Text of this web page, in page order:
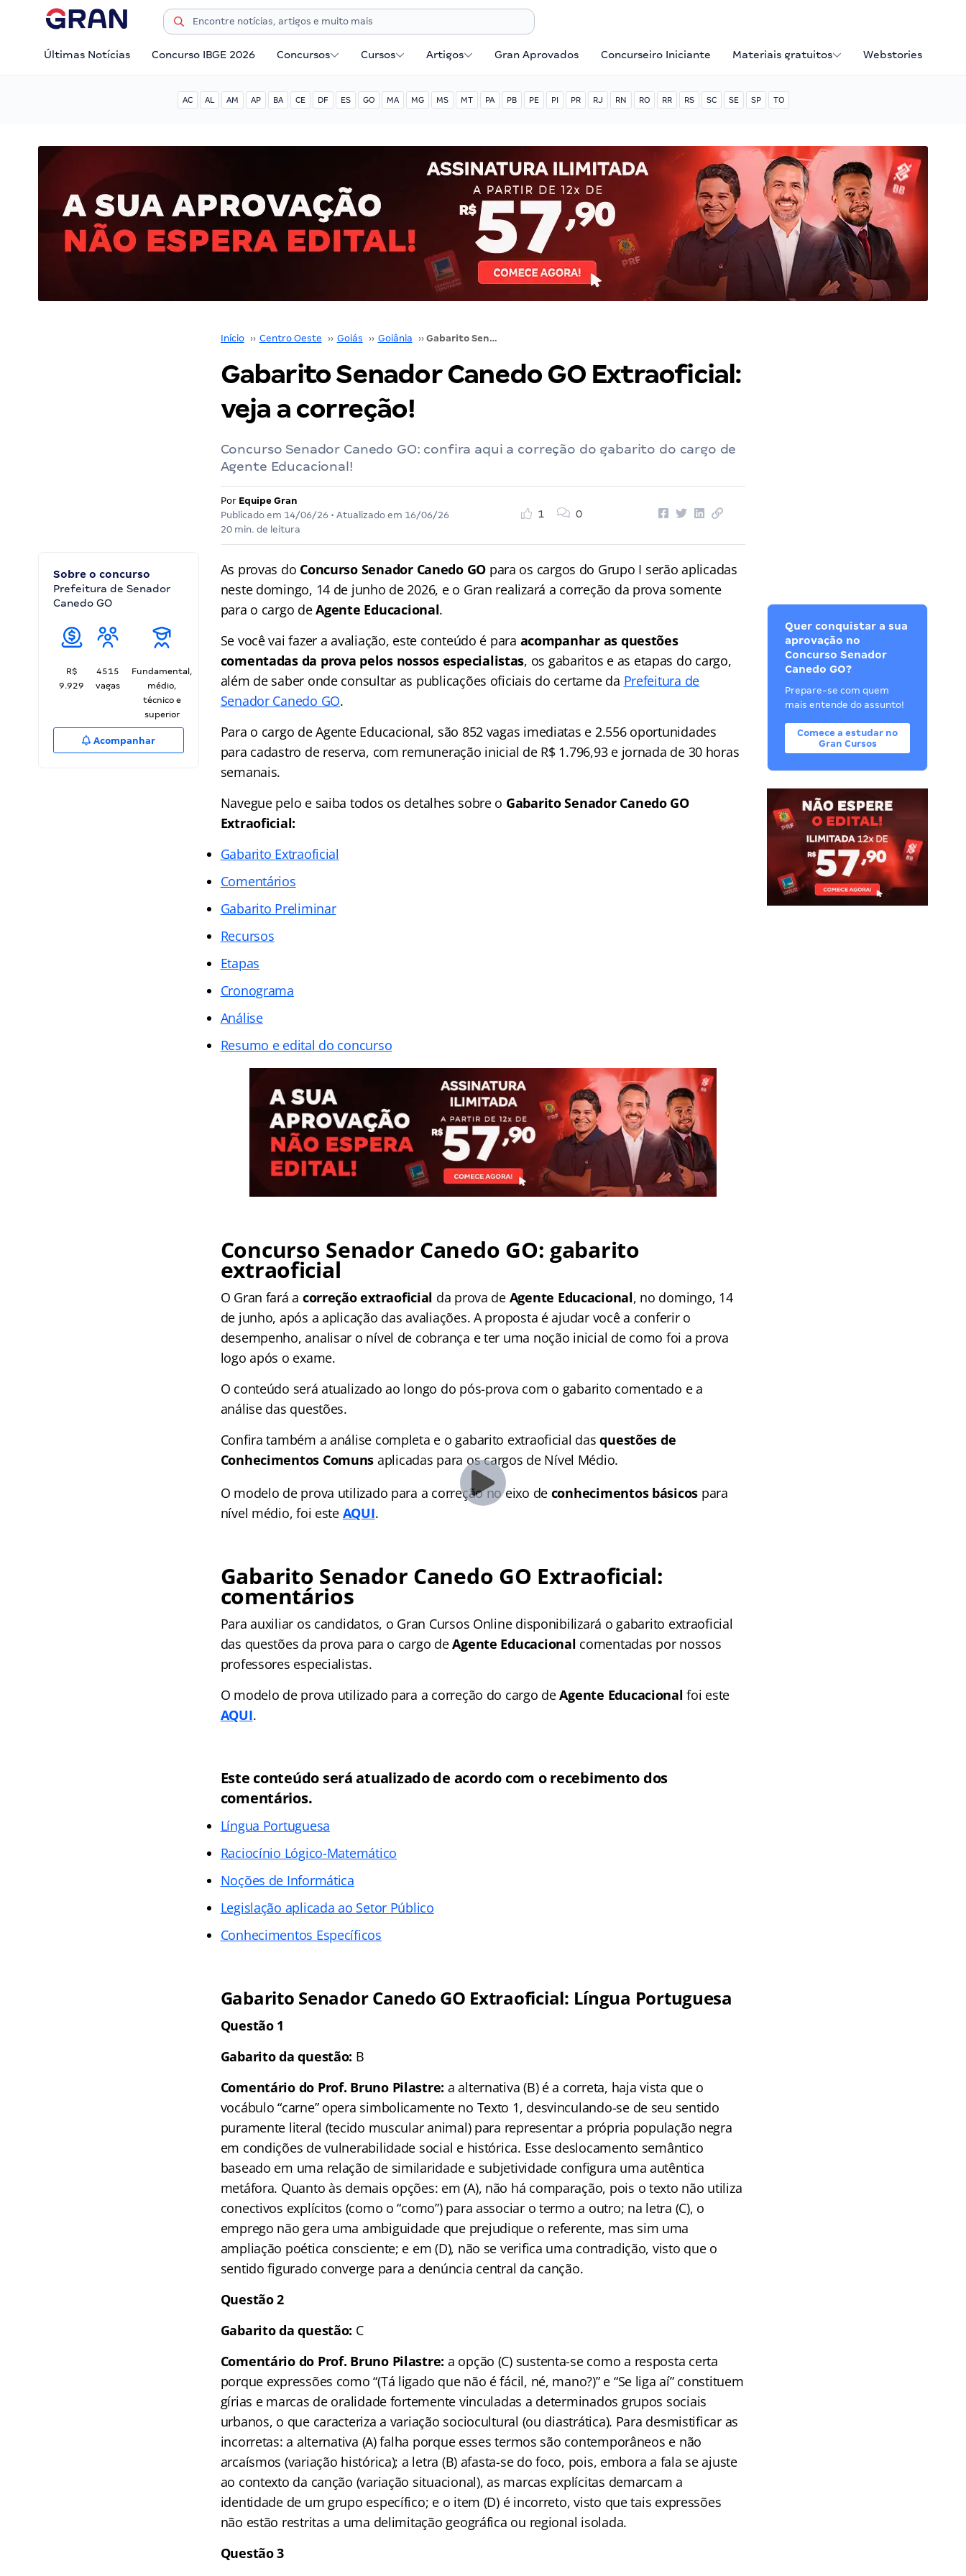
Últimas Notícias Concurso IBGE 2026 Concursos Cursos Artigos Gran Aprovados Concurseiro Iniciante Materiais gratuitos Webstories
AC AL AM AP BA CE DF ES GO MA MG MS MT PA PB PE PI PR RJ RN RO RR RS SC SE SP TO
Início ›› Centro Oeste ›› Goiás ›› Goiânia ›› Gabarito Senador Canedo GO Extraoficial: veja a correção!
Gabarito Senador Canedo GO Extraoficial:
veja a correção!
Concurso Senador Canedo GO: confira aqui a correção do gabarito do cargo de
Agente Educacional!
Por Equipe Gran
Publicado em 14/06/26 • Atualizado em 16/06/26
20 min. de leitura
1 0
Sobre o concurso
Prefeitura de Senador
Canedo GO
R$
9.929
4515
vagas
Fundamental,
médio,
técnico e
superior
Acompanhar
As provas do Concurso Senador Canedo GO para os cargos do Grupo I serão aplicadas
neste domingo, 14 de junho de 2026, e o Gran realizará a correção da prova somente
para o cargo deAgente Educacional.
Se você vai fazer a avaliação, este conteúdo é para acompanhar as questões
comentadas da prova pelos nossos especialistas, os gabaritos e as etapas do cargo,
além de saber onde consultar as publicações oficiais do certame da Prefeitura de
Senador Canedo GO.
Para o cargo de Agente Educacional, são 852 vagas imediatas e 2.556 oportunidades
para cadastro de reserva, com remuneração inicial de R$ 1.796,93 e jornada de 30 horas
semanais.
Navegue pelo e saiba todos os detalhes sobre o Gabarito Senador Canedo GO
Extraoficial:
Gabarito Extraoficial
Comentários
Gabarito Preliminar
Recursos
Etapas
Cronograma
Análise
Resumo e edital do concurso
Concurso Senador Canedo GO: gabarito
extraoficial
O Gran fará a correção extraoficial da prova de Agente Educacional, no domingo, 14
de junho, após a aplicação das avaliações. A proposta é ajudar você a conferir o
desempenho, analisar o nível de cobrança e ter uma noção inicial de como foi a prova
logo após o exame.
O conteúdo será atualizado ao longo do pós-prova com o gabarito comentado e a
análise das questões.
Confira também a análise completa e o gabarito extraoficial dasquestões de
Conhecimentos Comuns aplicadas para os cargos de Nível Médio.
O modelo de prova utilizado para a correção no eixo de conhecimentos básicos para
nível médio, foi este AQUI.
Gabarito Senador Canedo GO Extraoficial:
comentários
Para auxiliar os candidatos, o Gran Cursos Online disponibilizará o gabarito extraoficial
das questões da prova para o cargo deAgente Educacional comentadas por nossos
professores especialistas.
O modelo de prova utilizado para a correção do cargo deAgente Educacional foi este
AQUI.
Este conteúdo será atualizado de acordo com o recebimento dos
comentários.
Língua Portuguesa
Raciocínio Lógico-Matemático
Noções de Informática
Legislação aplicada ao Setor Público
Conhecimentos Específicos
Gabarito Senador Canedo GO Extraoficial: Língua Portuguesa
Questão 1
Gabarito da questão: B
Comentário do Prof. Bruno Pilastre: a alternativa (B) é a correta, haja vista que o
vocábulo “carne” opera simbolicamente no Texto 1, desvinculando-se de seu sentido
puramente literal (tecido muscular animal) para representar a própria população negra
em condições de vulnerabilidade social e histórica. Esse deslocamento semântico
baseado em uma relação de similaridade e subjetividade configura uma autêntica
metáfora. Quanto às demais opções: em (A), não há comparação, pois o texto não utiliza
conectivos explícitos (como o “como”) para associar o termo a outro; na letra (C), o
emprego não gera uma ambiguidade que prejudique o referente, mas sim uma
ampliação poética consciente; e em (D), não se verifica uma contradição, visto que o
sentido figurado converge para a denúncia central da canção.
Questão 2
Gabarito da questão: C
Comentário do Prof. Bruno Pilastre: a opção (C) sustenta-se como a resposta certa
porque expressões como “(Tá ligado que não é fácil, né, mano?)” e “Se liga aí” constituem
gírias e marcas de oralidade fortemente vinculadas a determinados grupos sociais
urbanos, o que caracteriza a variação sociocultural (ou diastrática). Para desmistificar as
incorretas: a alternativa (A) falha porque esses termos são contemporâneos e não
arcaísmos (variação histórica); a letra (B) afasta-se do foco, pois, embora a fala se ajuste
ao contexto da canção (variação situacional), as marcas explícitas demarcam a
identidade de um grupo específico; e o item (D) é incorreto, visto que tais expressões
não estão restritas a uma delimitação geográfica ou regional isolada.
Questão 3
Quer conquistar a sua
aprovação no
Concurso Senador
Canedo GO?
Prepare-se com quem
mais entende do assunto!
Comece a estudar no
Gran Cursos